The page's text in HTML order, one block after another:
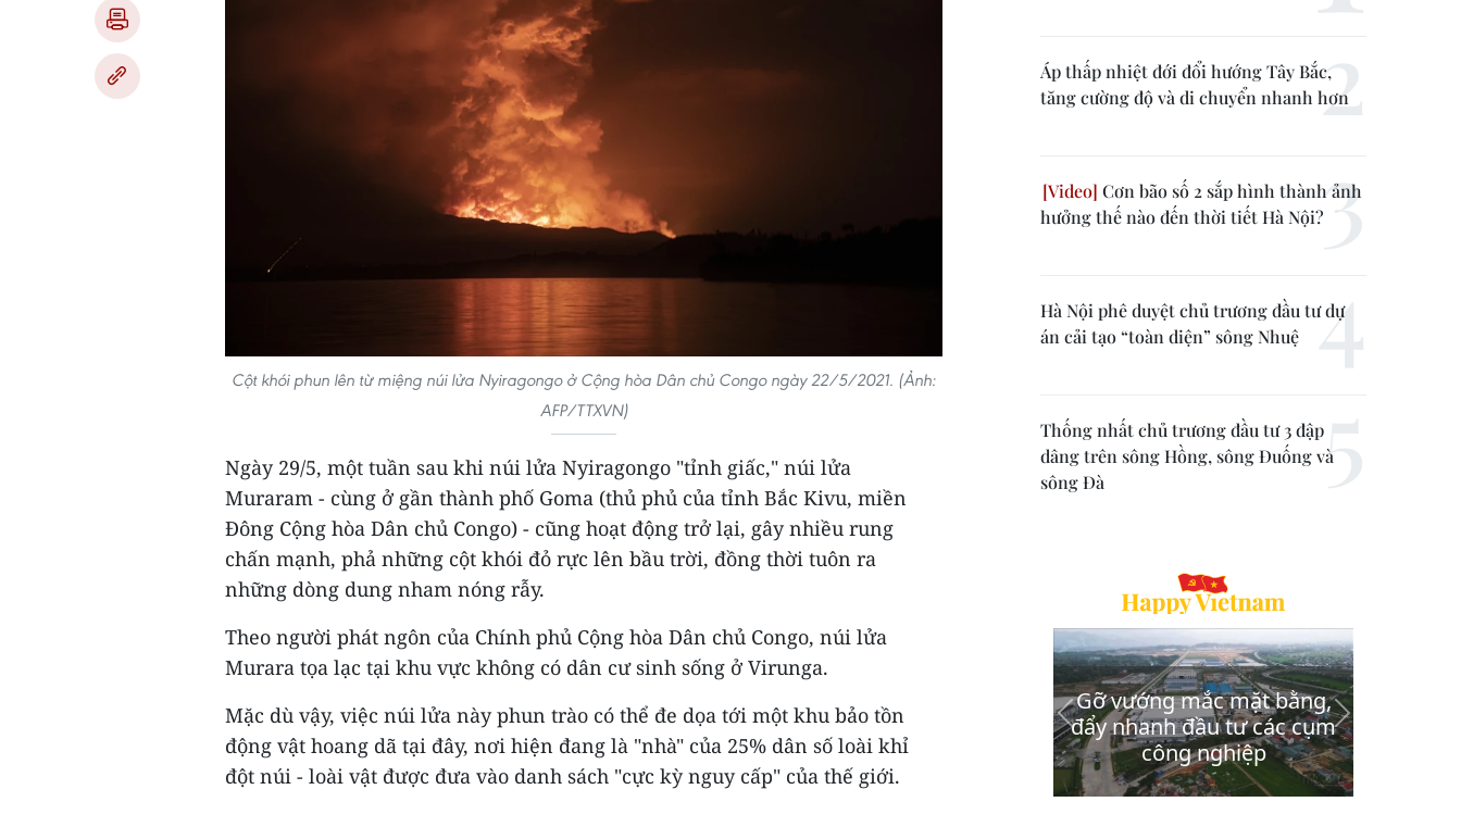
Cột khói phun lên từ miệng núi lửa Nyiragongo ở Cộng hòa Dân chủ Congo ngày 22/5/2021. (Ảnh:
AFP/TTXVN)
Ngày 29/5, một tuần sau khi núi lửa Nyiragongo "tỉnh giấc," núi lửa
Muraram - cùng ở gần thành phố Goma (thủ phủ của tỉnh Bắc Kivu, miền
Đông Cộng hòa Dân chủ Congo) - cũng hoạt động trở lại, gây nhiều rung
chấn mạnh, phả những cột khói đỏ rực lên bầu trời, đồng thời tuôn ra
những dòng dung nham nóng rẫy.
Theo người phát ngôn của Chính phủ Cộng hòa Dân chủ Congo, núi lửa
Murara tọa lạc tại khu vực không có dân cư sinh sống ở Virunga.
Mặc dù vậy, việc núi lửa này phun trào có thể đe dọa tới một khu bảo tồn
động vật hoang dã tại đây, nơi hiện đang là "nhà" của 25% dân số loài khỉ
đột núi - loài vật được đưa vào danh sách "cực kỳ nguy cấp" của thế giới.
Áp thấp nhiệt đới đổi hướng Tây Bắc,
tăng cường độ và di chuyển nhanh hơn
Cơn bão số 2 sắp hình thành ảnh
hưởng thế nào đến thời tiết Hà Nội?
Hà Nội phê duyệt chủ trương đầu tư dự
án cải tạo “toàn diện” sông Nhuệ
Thống nhất chủ trương đầu tư 3 đập
dâng trên sông Hồng, sông Đuống và
sông Đà